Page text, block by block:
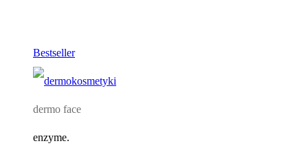
Bestseller
dermo face
enzyme.